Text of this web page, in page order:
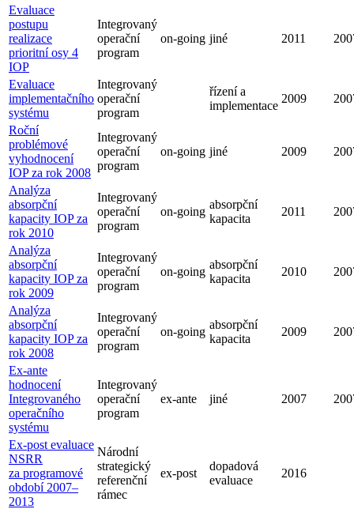
Evaluace
postupu
realizace
prioritní osy 4
IOP
Integrovaný
operační
program
on-going jiné 2011
Evaluace
implementačního
systému
Integrovaný
operační
program
řízení a
implementace
2009
Roční
problémové
vyhodnocení
IOP za rok 2008
Integrovaný
operační
program
on-going jiné 2009
Analýza
absorpční
kapacity IOP za
rok 2010
Integrovaný
operační
program
on-going
absorpční
kapacita
2011
Analýza
absorpční
kapacity IOP za
rok 2009
Integrovaný
operační
program
on-going
absorpční
kapacita
2010
Analýza
absorpční
kapacity IOP za
rok 2008
Integrovaný
operační
program
on-going
absorpční
kapacita
2009
Ex-ante
hodnocení
Integrovaného
operačního
systému
Integrovaný
operační
program
ex-ante jiné 2007
Ex-post evaluace
NSRR
za programové
období 2007–
2013
Národní
strategický
referenční
rámec
ex-post
dopadová
evaluace
2016